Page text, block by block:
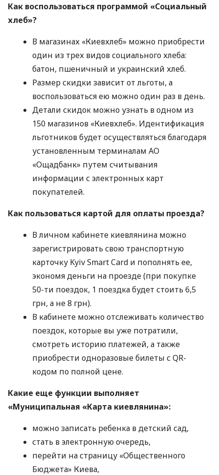
Как воспользоваться программой «Социальный
хлеб»?
В магазинах «Киевхлеб» можно приобрести
один из трех видов социального хлеба:
батон, пшеничный и украинский хлеб.
Размер скидки зависит от льготы, а
воспользоваться ею можно один раз в день.
Детали скидок можно узнать в одном из
150 магазинов «Киевхлеб». Идентификация
льготников будет осуществляться благодаря
установленным терминалам АО
«Ощадбанк» путем считывания
информации с электронных карт
покупателей.
Как пользоваться картой для оплаты проезда?
В личном кабинете киевлянина можно
зарегистрировать свою транспортную
карточку Kyiv Smart Card и пополнять ее,
экономя деньги на проезде (при покупке
50-ти поездок, 1 поездка будет стоить 6,5
грн, а не 8 грн).
В кабинете можно отслеживать количество
поездок, которые вы уже потратили,
смотреть историю платежей, а также
приобрести одноразовые билеты с QR-
кодом по полной цене.
Какие еще функции выполняет
«Муниципальная «Карта киевлянина»:
можно записать ребенка в детский сад,
стать в электронную очередь,
перейти на страницу «Общественного
Бюджета» Киева,